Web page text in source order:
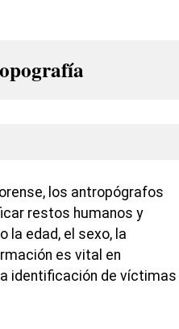
los antropógrafos
restos humanos y
edad, el sexo, la
es vital en
identificación de víctimas